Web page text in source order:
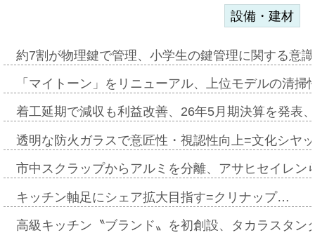
設備・建材
約7割が物理鍵で管理、小学生の鍵管理に関する意
「マイトーン」をリニューアル、上位モデルの清
着工延期で減収も利益改善、26年5月期決算を発表
透明な防火ガラスで意匠性・視認性向上=文化シヤ
市中スクラップからアルミを分離、アサヒセイレ
キッチン軸足にシェア拡大目指す=クリナップ…
高級キッチン〝ブランド〟を初創設、タカラスタ